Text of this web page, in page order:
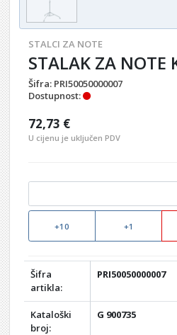
STALCI ZA NOTE
STALAK ZA NOTE
Šifra: PRI50050000007
Dostupnost:
72,73 €
U cijenu je uključen PDV
+10 +1
Šifra
artikla:
PRI50050000007
Kataloški
broj:
G 900735